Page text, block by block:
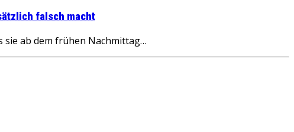
falsch macht
sie ab dem frühen Nachmittag…